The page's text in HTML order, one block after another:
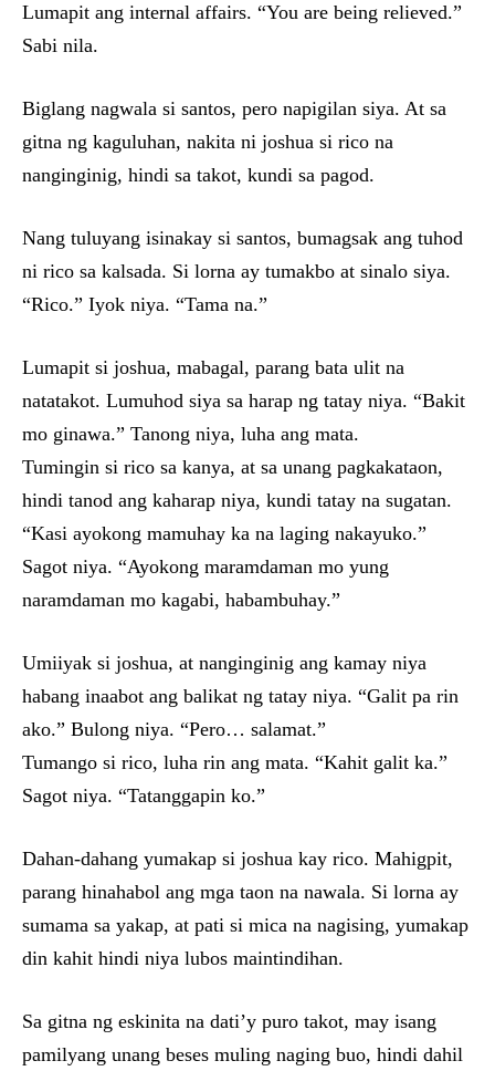
Lumapit ang internal affairs. “You are being relieved.”
Sabi nila.
Biglang nagwala si santos, pero napigilan siya. At sa
gitna ng kaguluhan, nakita ni joshua si rico na
nanginginig, hindi sa takot, kundi sa pagod.
Nang tuluyang isinakay si santos, bumagsak ang tuhod
ni rico sa kalsada. Si lorna ay tumakbo at sinalo siya.
“Rico.” Iyok niya. “Tama na.”
Lumapit si joshua, mabagal, parang bata ulit na
natatakot. Lumuhod siya sa harap ng tatay niya. “Bakit
mo ginawa.” Tanong niya, luha ang mata.
Tumingin si rico sa kanya, at sa unang pagkakataon,
hindi tanod ang kaharap niya, kundi tatay na sugatan.
“Kasi ayokong mamuhay ka na laging nakayuko.”
Sagot niya. “Ayokong maramdaman mo yung
naramdaman mo kagabi, habambuhay.”
Umiiyak si joshua, at nanginginig ang kamay niya
habang inaabot ang balikat ng tatay niya. “Galit pa rin
ako.” Bulong niya. “Pero… salamat.”
Tumango si rico, luha rin ang mata. “Kahit galit ka.”
Sagot niya. “Tatanggapin ko.”
Dahan-dahang yumakap si joshua kay rico. Mahigpit,
parang hinahabol ang mga taon na nawala. Si lorna ay
sumama sa yakap, at pati si mica na nagising, yumakap
din kahit hindi niya lubos maintindihan.
Sa gitna ng eskinita na dati’y puro takot, may isang
pamilyang unang beses muling naging buo, hindi dahil